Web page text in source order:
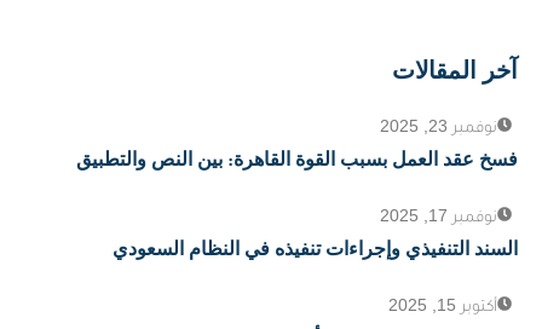
آخر المقالات
نوفمبر 23, 2025
فسخ عقد العمل بسبب القوة القاهرة: بين النص والتطبيق
نوفمبر 17, 2025
السند التنفيذي وإجراءات تنفيذه في النظام السعودي
أكتوبر 15, 2025